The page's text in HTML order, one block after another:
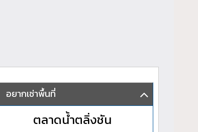
อยากเช่าพื้นที่
ตลาดน้ำตลิ่งชัน